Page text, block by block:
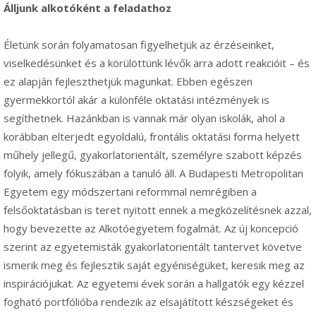
Álljunk alkotóként a feladathoz
Életünk során folyamatosan figyelhetjük az érzéseinket,
viselkedésünket és a körülöttünk lévők arra adott reakcióit – és
ez alapján fejleszthetjük magunkat. Ebben egészen
gyermekkortól akár a különféle oktatási intézmények is
segíthetnek. Hazánkban is vannak már olyan iskolák, ahol a
korábban elterjedt egyoldalú, frontális oktatási forma helyett
műhely jellegű, gyakorlatorientált, személyre szabott képzés
folyik, amely fókuszában a tanuló áll. A Budapesti Metropolitan
Egyetem egy módszertani reformmal nemrégiben a
felsőoktatásban is teret nyitott ennek a megközelítésnek azzal,
hogy bevezette az Alkotóegyetem fogalmát. Az új koncepció
szerint az egyetemisták gyakorlatorientált tantervet követve
ismerik meg és fejlesztik saját egyéniségüket, keresik meg az
inspirációjukat. Az egyetemi évek során a hallgatók egy kézzel
fogható portfólióba rendezik az elsajátított készségeket és